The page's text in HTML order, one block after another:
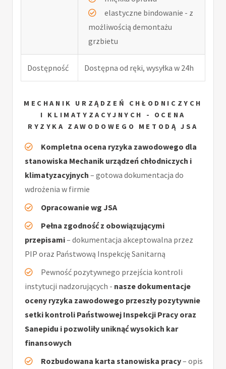
elastyczne bindowanie - z
możliwością demontażu
grzbietu
Dostępność Dostępna od ręki, wysyłka w 24h
MECHANIK URZĄDZEŃ CHŁODNICZYCH
I KLIMATYZACYJNYCH - OCENA
RYZYKA ZAWODOWEGO METODĄ JSA
Kompletna ocena ryzyka zawodowego dla
stanowiska Mechanik urządzeń chłodniczych i
klimatyzacyjnych – gotowa dokumentacja do
wdrożenia w firmie
Opracowanie wg JSA
Pełna zgodność z obowiązującymi
przepisami– dokumentacja akceptowalna przez
PIP oraz Państwową Inspekcję Sanitarną
Pewność pozytywnego przejścia kontroli
instytucji nadzorujących - nasze dokumentacje
oceny ryzyka zawodowego przeszły pozytywnie
setki kontroli Państwowej Inspekcji Pracy oraz
Sanepidu i pozwoliły uniknąć wysokich kar
finansowych
Rozbudowana karta stanowiska pracy– opis